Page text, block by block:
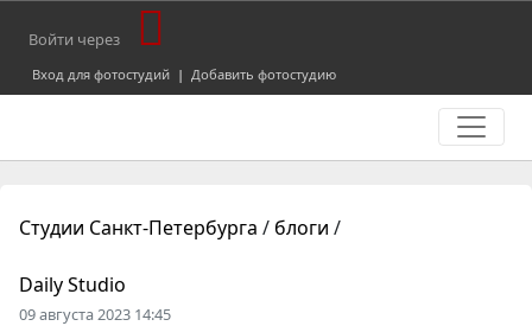
Войти через
Вход для фотостудий | Добавить фотостудию
Студии Санкт-Петербурга / блоги /
Daily Studio
09 августа 2023 14:45